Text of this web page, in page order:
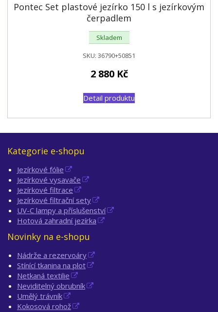
Pontec Set plastové jezírko 150 l s jezírkovým
čerpadlem
Skladem
SKU: 36790+50851
2 880 Kč
Detail produktu
Kategorie e-shopu
Jezírkové fólie
Jezírkové vysavače
Jezírkové filtrace
Jezírkové filtrační sety
UV-C lampy a příslušenství
Hotová zahradní jezírka
Novinky na e-shopu
Nádrže a rezervoáry
Stínící tkanina na plot
Netkaná textilie
Neviditelný obrubník
Umělý trávník
Kokosová rohož